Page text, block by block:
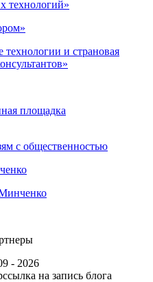
технологий»
технологии и страновая
площадка
с общественностью
- 2026
на запись блога